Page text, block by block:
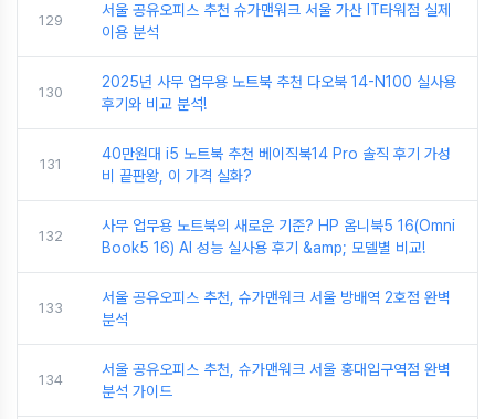
129
서울 공유오피스 추천 슈가맨워크 서울 가산 IT타워점 실제
이용 분석
130
2025년 사무 업무용 노트북 추천 다오북 14-N100 실사용
후기와 비교 분석!
131
40만원대 i5 노트북 추천 베이직북14 Pro 솔직 후기 가성
비 끝판왕, 이 가격 실화?
132
사무 업무용 노트북의 새로운 기준? HP 옴니북5 16(Omni
Book5 16) AI 성능 실사용 후기 &amp; 모델별 비교!
133
서울 공유오피스 추천, 슈가맨워크 서울 방배역 2호점 완벽
분석
134
서울 공유오피스 추천, 슈가맨워크 서울 홍대입구역점 완벽
분석 가이드